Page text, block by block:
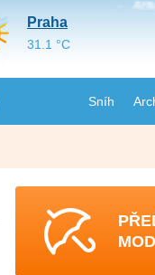
Sníh
Praha
31.1 °C